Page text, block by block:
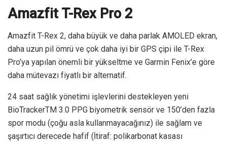
Amazfit T-Rex Pro 2
Amazfit T-Rex 2, daha büyük ve daha parlak AMOLED ekran,
daha uzun pil ömrü ve çok daha iyi bir GPS çipi ile T-Rex
Pro’ya yapılan önemli bir yükseltme ve Garmin Fenix’e göre
daha mütevazı fiyatlı bir alternatif.
24 saat sağlık yönetimi işlevlerini destekleyen yeni
BioTrackerTM 3.0 PPG biyometrik sensör ve 150’den fazla
spor modu (çoğu asla kullanmayacağınız) ile sağlam ve
şaşırtıcı derecede hafif (İtiraf: polikarbonat kasası